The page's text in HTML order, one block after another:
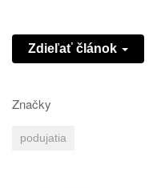
Zdieľať článok
Značky
podujatia